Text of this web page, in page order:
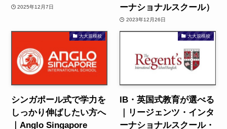
2025年12月7日
ーナショナルスクール）
2023年12月26日
大大規模校
シンガポール式で学力を
しっかり伸ばしたい方へ
｜Anglo Singapore
大大規模校
IB・英国式教育が選べる
｜リージェンツ・インタ
ーナショナルスクール・